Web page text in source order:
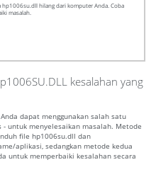
hp1006su.dll hilang dari komputer Anda. Coba
masalah.
kesalahan yang
dapat menggunakan salah satu
untuk menyelesaikan masalah. Metode
file hp1006su.dll dan
aplikasi, sedangkan metode kedua
untuk memperbaiki kesalahan secara